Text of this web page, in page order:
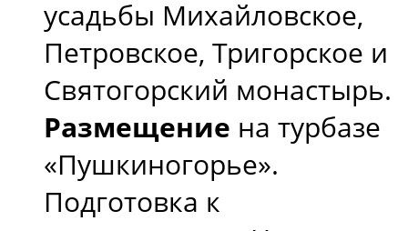
усадьбы Михайловское,
Петровское, Тригорское и
Святогорский монастырь.
Размещение на турбазе
«Пушкиногорье».
Подготовка к